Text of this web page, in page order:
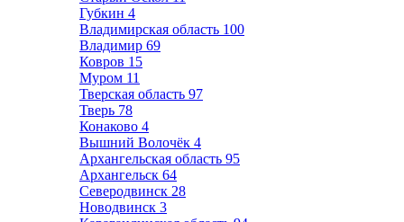
Губкин 4
Владимирская область 100
Владимир 69
Ковров 15
Муром 11
Тверская область 97
Тверь 78
Конаково 4
Вышний Волочёк 4
Архангельская область 95
Архангельск 64
Северодвинск 28
Новодвинск 3